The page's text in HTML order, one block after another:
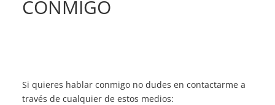
CONMIGO
Si quieres hablar conmigo no dudes en contactarme a
través de cualquier de estos medios: